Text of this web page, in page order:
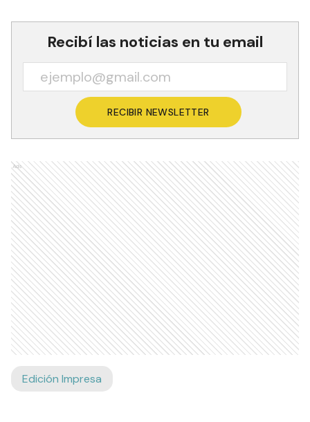
Recibí las noticias en tu email
RECIBIR NEWSLETTER
Ads
Edición Impresa